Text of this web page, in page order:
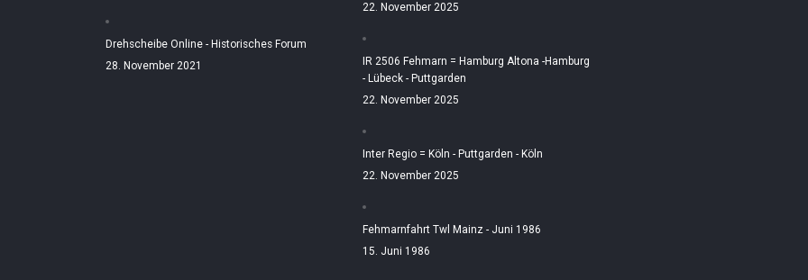
Drehscheibe Online - Historisches Forum
28. November 2021
22. November 2025
IR 2506 Fehmarn = Hamburg Altona -Hamburg
- Lübeck - Puttgarden
22. November 2025
Inter Regio = Köln - Puttgarden - Köln
22. November 2025
Fehmarnfahrt Twl Mainz - Juni 1986
15. Juni 1986